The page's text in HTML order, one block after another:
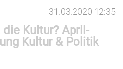
31.03.2020 12:35
Kultur? April-
Kultur & Politik